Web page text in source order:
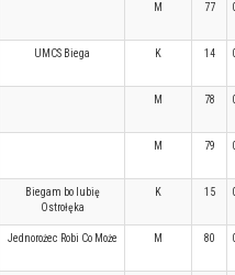
M 77
UMCS Biega K 14
M 78
M 79
Biegam bo lubię
Ostrołęka
K 15
Jednorożec Robi Co Może M 80